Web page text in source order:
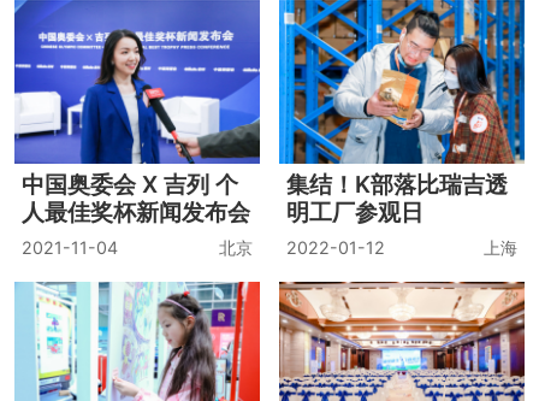
中国奥委会 X 吉列 个
人最佳奖杯新闻发布会
2021-11-04 北京
集结！K部落比瑞吉透
明工厂参观日
2022-01-12 上海